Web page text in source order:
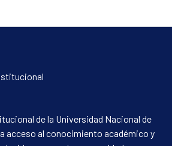
de la Universidad Nacional de
acceso al conocimiento académico y